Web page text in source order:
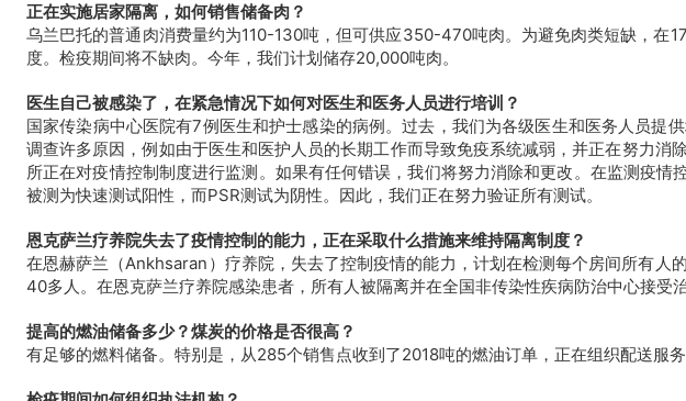
正在实施居家隔离，如何销售储备肉？
乌兰巴托的普通肉消费量约为110-130吨，但可供应350-470吨肉。为避免肉类短缺，在
度。检疫期间将不缺肉。今年，我们计划储存20,000吨肉。
医生自己被感染了，在紧急情况下如何对医生和医务人员进行培训？
国家传染病中心医院有7例医生和护士感染的病例。过去，我们为各级医生和医务人员提
调查许多原因，例如由于医生和医护人员的长期工作而导致免疫系统减弱，并正在努力
所正在对疫情控制制度进行监测。如果有任何错误，我们将努力消除和更改。在监测疫情
被测为快速测试阳性，而PSR测试为阴性。因此，我们正在努力验证所有测试。
恩克萨兰疗养院失去了疫情控制的能力，正在采取什么措施来维持隔离制度？
在恩赫萨兰（Ankhsaran）疗养院，失去了控制疫情的能力， 计划在检测每个房间所有人
40多人。 在恩克萨兰疗养院感染患者，所有人被隔离并在全国非传染性疾病防治中心接受治
提高的燃油储备多少？煤炭的价格是否很高？
有足够的燃料储备。特别是，从285个销售点收到了2018吨的燃油订单，正在组织配送服务